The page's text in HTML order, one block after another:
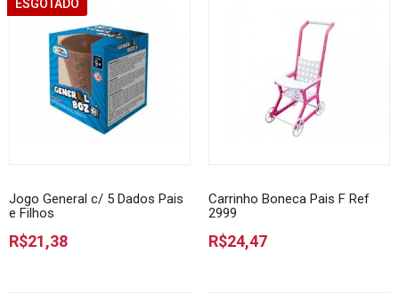
ESGOTADO
Jogo General c/ 5 Dados Pais
e Filhos
R$21,38
Carrinho Boneca Pais F Ref
2999
R$24,47